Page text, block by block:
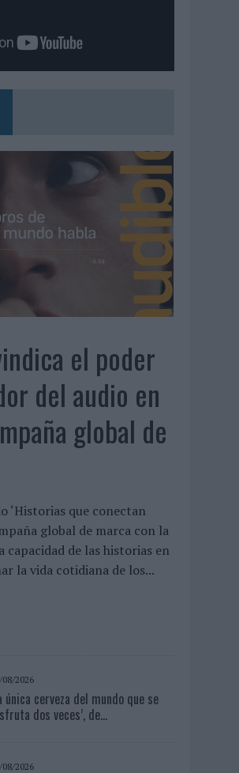
el poder
del audio en
global de
‘Historias que conectan
global de marca con la
capacidad de las historias en
la vida cotidiana de los...
08/2026
única cerveza del mundo que se
dos veces’, de...
08/2026